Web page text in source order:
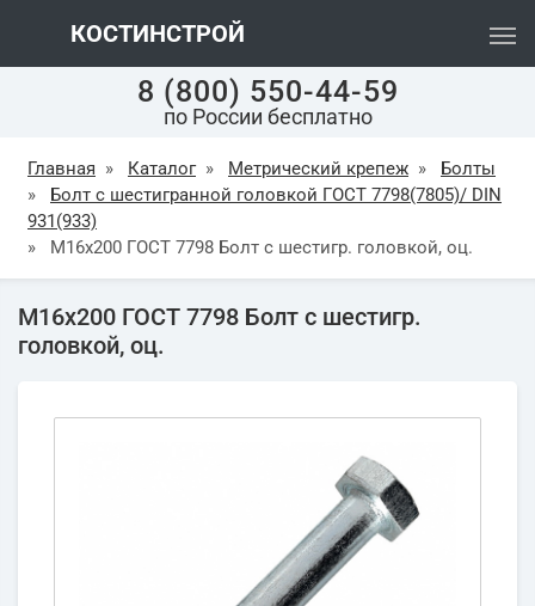
КОСТИНСТРОЙ
8 (800) 550-44-59
по России бесплатно
Главная » Каталог » Метрический крепеж »
Болты
»
Болт с шестигранной головкой ГОСТ 7798(7805)/ DIN
931(933)
»
М16х200 ГОСТ 7798 Болт с шестигр. головкой, оц.
М16х200 ГОСТ 7798 Болт с шестигр.
головкой, оц.